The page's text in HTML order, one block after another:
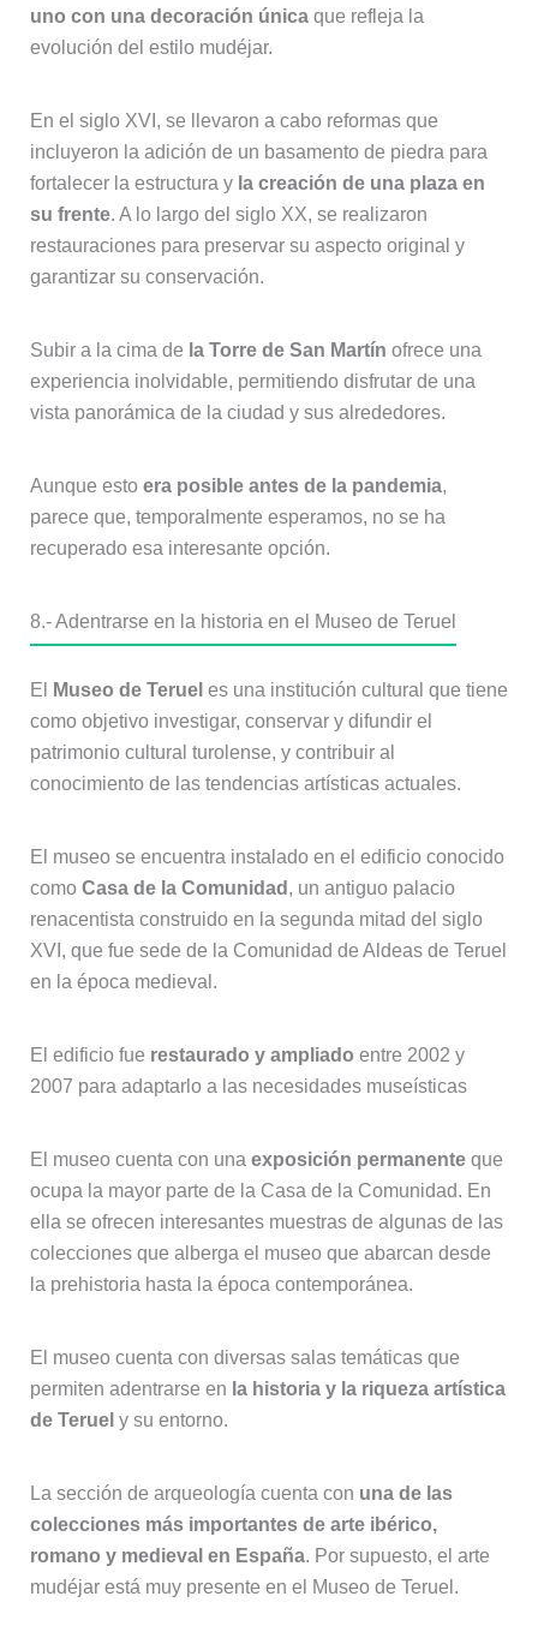
uno con una decoración únicaque refleja la
evolución del estilo mudéjar.
En el siglo XVI, se llevaron a cabo reformas que
incluyeron la adición de un basamento de piedra para
fortalecer la estructura y la creación de una plaza en
su frente. A lo largo del siglo XX, se realizaron
restauraciones para preservar su aspecto original y
garantizar su conservación.
Subir a la cima de la Torre de San Martín ofrece una
experiencia inolvidable, permitiendo disfrutar de una
vista panorámica de la ciudad y sus alrededores.
Aunque esto era posible antes de la pandemia,
parece que, temporalmente esperamos, no se ha
recuperado esa interesante opción.
8.- Adentrarse en la historia en el Museo de Teruel
El Museo de Teruel es una institución cultural que tiene
como objetivo investigar, conservar y difundir el
patrimonio cultural turolense, y contribuir al
conocimiento de las tendencias artísticas actuales.
El museo se encuentra instalado en el edificio conocido
como Casa de la Comunidad , un antiguo palacio
renacentista construido en la segunda mitad del siglo
XVI, que fue sede de la Comunidad de Aldeas de Teruel
en la época medieval.
El edificio fue restaurado y ampliado entre 2002 y
2007 para adaptarlo a las necesidades museísticas
El museo cuenta con una exposición permanenteque
ocupa la mayor parte de la Casa de la Comunidad. En
ella se ofrecen interesantes muestras de algunas de las
colecciones que alberga el museo que abarcan desde
la prehistoria hasta la época contemporánea.
El museo cuenta con diversas salas temáticas que
permiten adentrarse en la historia y la riqueza artística
de Teruel y su entorno.
La sección de arqueología cuenta con una de las
colecciones más importantes de arte ibérico,
romano y medieval en España. Por supuesto, el arte
mudéjar está muy presente en el Museo de Teruel.